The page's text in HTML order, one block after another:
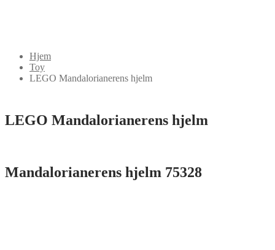
Hjem
Toy
LEGO Mandalorianerens hjelm
LEGO Mandalorianerens hjelm
Mandalorianerens hjelm 75328